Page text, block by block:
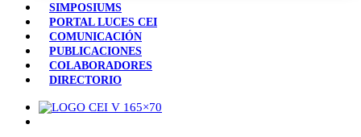
SIMPOSIUMS
PORTAL LUCES CEI
COMUNICACIÓN
PUBLICACIONES
COLABORADORES
DIRECTORIO